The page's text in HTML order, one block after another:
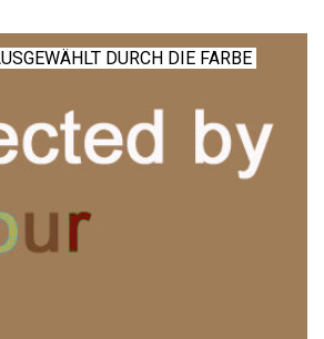
DURCH DIE FARBE